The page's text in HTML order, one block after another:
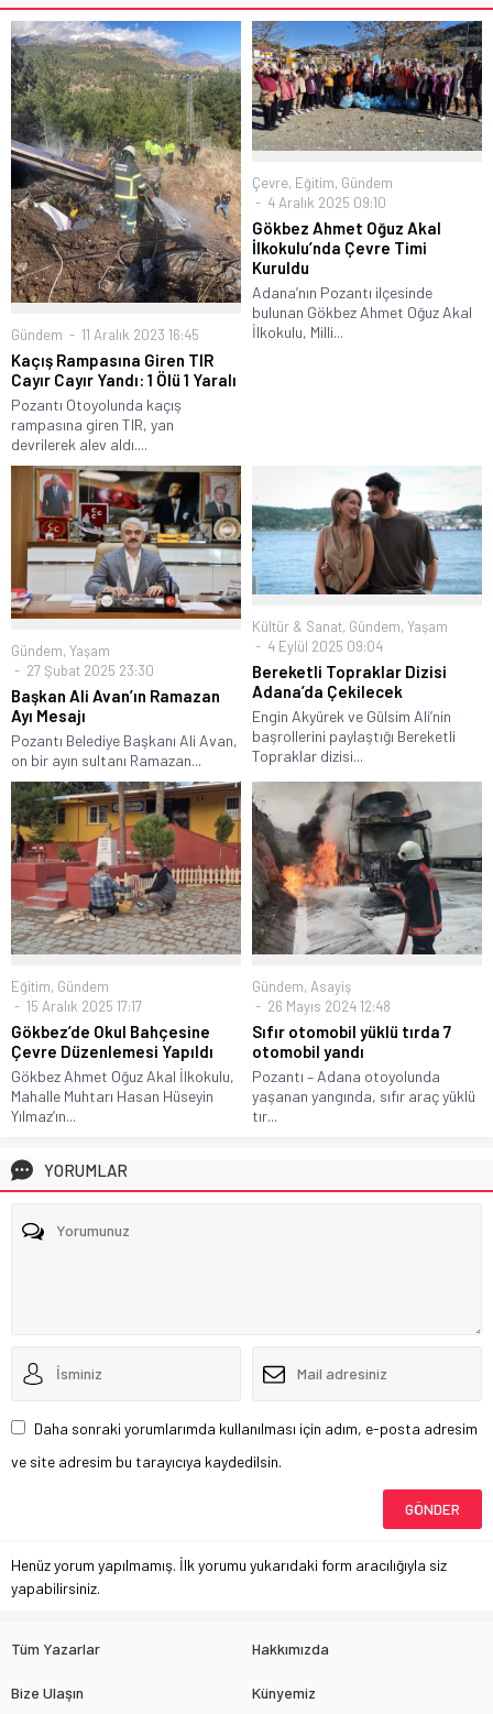
Gündem 11 Aralık 2023 16:45
Kaçış Rampasına Giren TIR
Cayır Cayır Yandı: 1 Ölü 1 Yaralı
Pozantı Otoyolunda kaçış
rampasına giren TIR, yan
devrilerek alev aldı....
Çevre, Eğitim, Gündem
4 Aralık 2025 09:10
Gökbez Ahmet Oğuz Akal
İlkokulu’nda Çevre Timi
Kuruldu
Adana’nın Pozantı ilçesinde
bulunan Gökbez Ahmet Oğuz Akal
İlkokulu, Milli...
Gündem, Yaşam
27 Şubat 2025 23:30
Başkan Ali Avan’ın Ramazan
Ayı Mesajı
Pozantı Belediye Başkanı Ali Avan,
on bir ayın sultanı Ramazan...
Kültür & Sanat, Gündem, Yaşam
4 Eylül 2025 09:04
Bereketli Topraklar Dizisi
Adana’da Çekilecek
Engin Akyürek ve Gülsim Ali’nin
başrollerini paylaştığı Bereketli
Topraklar dizisi...
Eğitim, Gündem
15 Aralık 2025 17:17
Gökbez’de Okul Bahçesine
Çevre Düzenlemesi Yapıldı
Gökbez Ahmet Oğuz Akal İlkokulu,
Mahalle Muhtarı Hasan Hüseyin
Yılmaz’ın...
Gündem, Asayiş
26 Mayıs 2024 12:48
Sıfır otomobil yüklü tırda 7
otomobil yandı
Pozantı – Adana otoyolunda
yaşanan yangında, sıfır araç yüklü
tır...
YORUMLAR
Daha sonraki yorumlarımda kullanılması için adım, e-posta adresim
ve site adresim bu tarayıcıya kaydedilsin.
Henüz yorum yapılmamış. İlk yorumu yukarıdaki form aracılığıyla siz
yapabilirsiniz.
Tüm Yazarlar Hakkımızda
Bize Ulaşın Künyemiz